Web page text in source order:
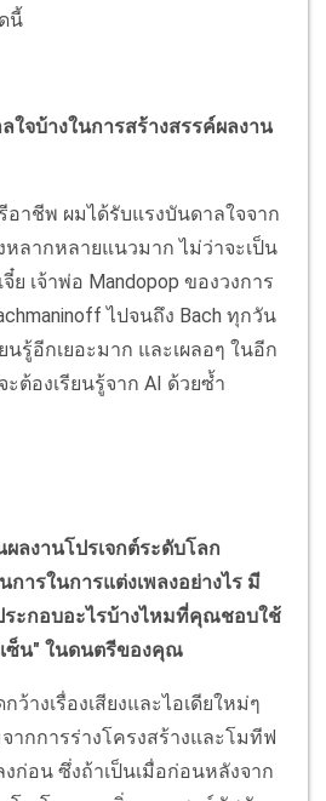
นี้
ใจบ้างในการสร้างสรรค์ผลงาน
าชีพ ผมได้รับแรงบันดาลใจจาก
ลากหลายแนวมาก ไม่ว่าจะเป็น
ย เจ้าพ่อ Mandopop ของวงการ
ไปจนถึง Bach ทุกวัน
นรู้อีกเยอะมาก และเผลอๆ ในอีก
ต้องเรียนรู้จาก AI ด้วยซ้ำ
ลงานโปรเจกต์ระดับโลก
ารในการแต่งเพลงอย่างไร มี
ระกอบอะไรบ้างไหมที่คุณชอบใช้
เซ็น" ในดนตรีของคุณ
างเรื่องเสียงและไอเดียใหม่ๆ
ากการร่างโครงสร้างและโมทีฟ
ก่อน ซึ่งถ้าเป็นเมื่อก่อนหลังจาก